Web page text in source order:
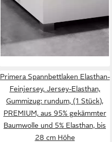
Spannbetttuch
-33%
lieferbar - in 6-8 Werktagen bei dir
+17
Primera Spannbettlaken Elasthan-
Feinjersey, Jersey-Elasthan,
Gummizug: rundum, (1 Stück),
PREMIUM, aus 95% gekämmter
Baumwolle und 5% Elasthan, bis
28 cm Höhe